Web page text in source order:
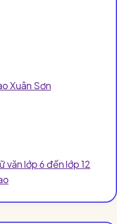
Xuân Sơn
văn lớp 6 đến lớp 12